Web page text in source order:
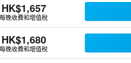
HK$1,657
每晚收費和增值稅
HK$1,680
每晚收費和增值稅